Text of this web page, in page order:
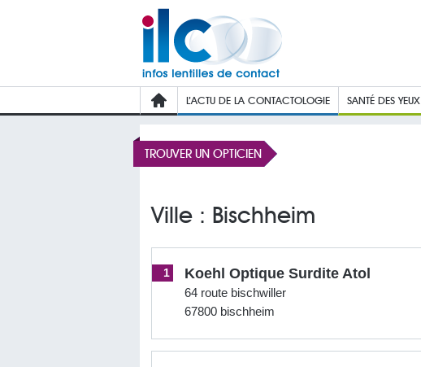
L’ACTU DE LA CONTACTOLOGIE SANTÉ DES YEUX
TROUVER UN OPTICIEN
Ville : Bischheim
1 Koehl Optique Surdite Atol
64 route bischwiller
67800 bischheim